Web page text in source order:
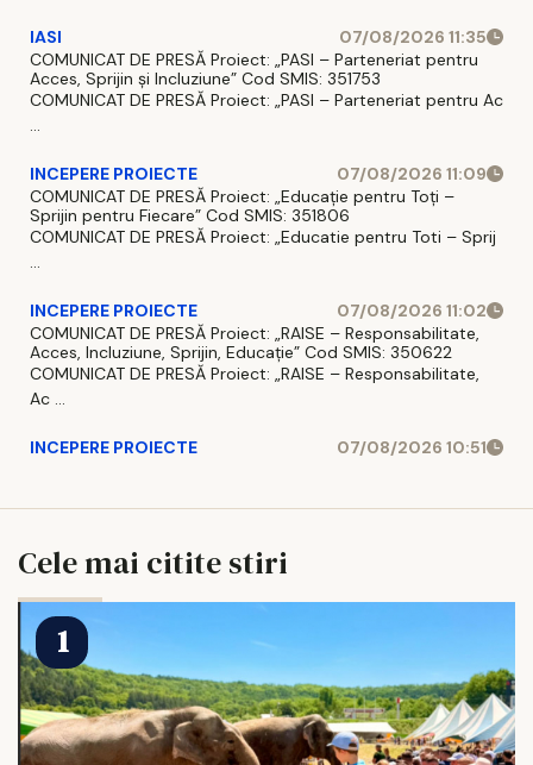
IASI
07/08/2026 11:35
COMUNICAT DE PRESĂ Proiect: „PASI – Parteneriat pentru
Acces, Sprijin și Incluziune” Cod SMIS: 351753
COMUNICAT DE PRESĂ Proiect: „PASI – Parteneriat pentru Ac
...
INCEPERE PROIECTE
07/08/2026 11:09
COMUNICAT DE PRESĂ Proiect: „Educație pentru Toți –
Sprijin pentru Fiecare” Cod SMIS: 351806
COMUNICAT DE PRESĂ Proiect: „Educatie pentru Toti – Sprij
...
INCEPERE PROIECTE
07/08/2026 11:02
COMUNICAT DE PRESĂ Proiect: „RAISE – Responsabilitate,
Acces, Incluziune, Sprijin, Educație” Cod SMIS: 350622
COMUNICAT DE PRESĂ Proiect: „RAISE – Responsabilitate,
Ac ...
INCEPERE PROIECTE 07/08/2026 10:51
Cele mai citite stiri